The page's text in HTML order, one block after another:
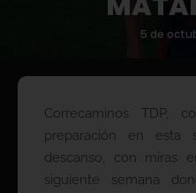
5 de
Correcaminos TDP,
preparación en esta
descanso, con miras
siguiente semana